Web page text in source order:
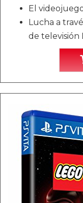
El
Lucha a
de televisión